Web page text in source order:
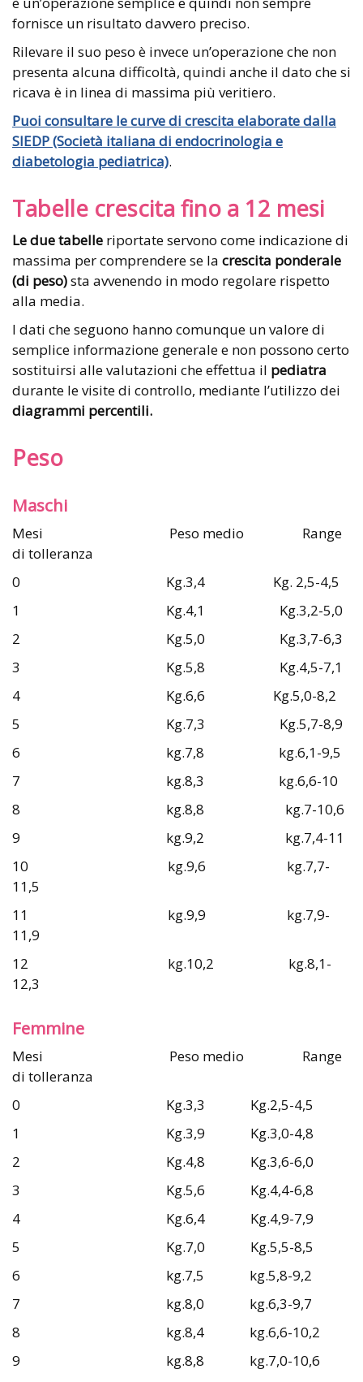
fornisce un risultato davvero preciso.
Rilevare il suo peso è invece un’operazione che non
presenta alcuna difficoltà, quindi anche il dato che si
ricava è in linea di massima più veritiero.
Puoi consultare le curve di crescita elaborate dalla
SIEDP (Società italiana di endocrinologia e
diabetologia pediatrica).
Tabelle crescita fino a 12 mesi
Le due tabelle riportate servono come indicazione di
massima per comprendere se la crescita ponderale
(di peso)sta avvenendo in modo regolare rispetto
alla media.
I dati che seguono hanno comunque un valore di
semplice informazione generale e non possono certo
sostituirsi alle valutazioni che effettua il pediatra
durante le visite di controllo, mediante l’utilizzo dei
diagrammi percentili.
Peso
Maschi
Mesi Peso medio Range
di tolleranza
0 Kg.3,4 Kg. 2,5-4,5
1 Kg.4,1 Kg.3,2-5,0
2 Kg.5,0 Kg.3,7-6,3
3 Kg.5,8 Kg.4,5-7,1
4 Kg.6,6 Kg.5,0-8,2
5 Kg.7,3 Kg.5,7-8,9
6 kg.7,8 kg.6,1-9,5
7 kg.8,3 kg.6,6-10
8 kg.8,8 kg.7-10,6
9 kg.9,2 kg.7,4-11
10 kg.9,6 kg.7,7-
11,5
11 kg.9,9 kg.7,9-
11,9
12 kg.10,2 kg.8,1-
12,3
Femmine
Mesi Peso medio Range
di tolleranza
0 Kg.3,3 Kg.2,5-4,5
1 Kg.3,9 Kg.3,0-4,8
2 Kg.4,8 Kg.3,6-6,0
3 Kg.5,6 Kg.4,4-6,8
4 Kg.6,4 Kg.4,9-7,9
5 Kg.7,0 Kg.5,5-8,5
6 kg.7,5 kg.5,8-9,2
7 kg.8,0 kg.6,3-9,7
8 kg.8,4 kg.6,6-10,2
9 kg.8,8 kg.7,0-10,6